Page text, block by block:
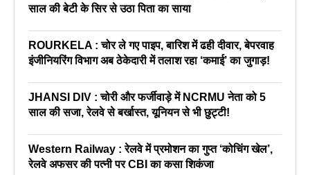
साल की बेटी के सिर से उठा पिता का साया
ROURKELA : चोर ले गए पाइप, बारिश में ढही दीवार, बेपरवाह
इंजीनियरिंग विभाग अब ठेकेदारी में तलाश रहा ‘कमाई’ का जुगाड़!
JHANSI DIV : चोरी और फर्जीवाड़े में NCRMU नेता को 5
साल की सजा, रेलवे से बर्खास्त, यूनियन से भी छुट्टी!
Western Railway : रेलवे में प्रमोशन का गुप्त ‘कोचिंग खेल’,
रेलवे अफसर की पत्नी पर CBI का कसा शिकंजा